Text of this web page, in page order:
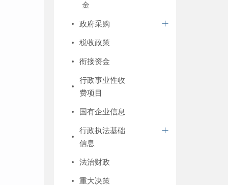
金
政府采购
税收政策
衔接资金
行政事业性收
费项目
国有企业信息
行政执法基础
信息
法治财政
重大决策